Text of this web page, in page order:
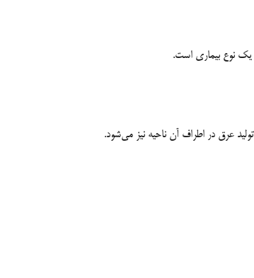
یک نوع بیماری است.
عرق در اطراف آن ناحیه نیز می‌شود.